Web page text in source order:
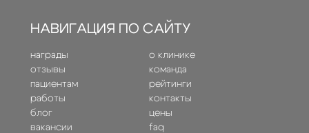
НАВИГАЦИЯ ПО САЙТУ
награды
о клинике
отзывы
команда
пациентам
рейтинги
работы
контакты
блог
цены
вакансии
faq